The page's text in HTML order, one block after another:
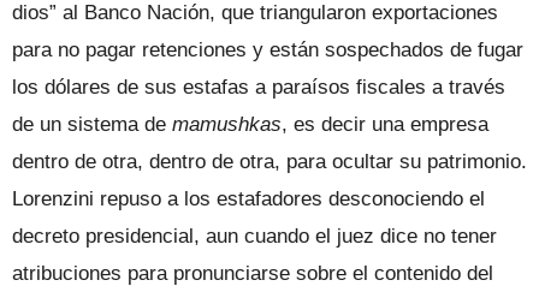
dios” al Banco Nación, que triangularon exportaciones
para no pagar retenciones y están sospechados de fugar
los dólares de sus estafas a paraísos fiscales a través
de un sistema de mamushkas, es decir una empresa
dentro de otra, dentro de otra, para ocultar su patrimonio.
Lorenzini repuso a los estafadores desconociendo el
decreto presidencial, aun cuando el juez dice no tener
atribuciones para pronunciarse sobre el contenido del